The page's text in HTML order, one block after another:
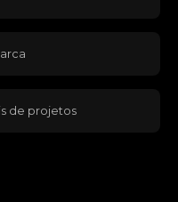
de projetos